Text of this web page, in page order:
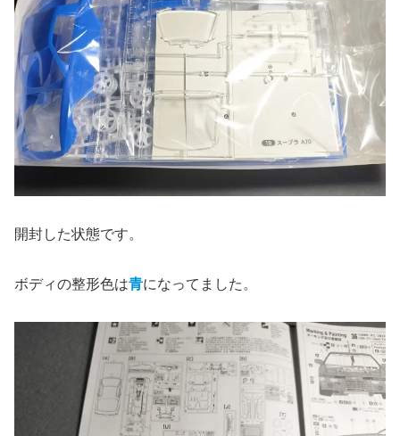
開封した状態です。
ボディの整形色は青になってました。